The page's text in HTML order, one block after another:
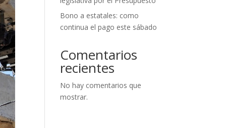
Bono a estatales: como
continua el pago este sábado
Comentarios
recientes
No hay comentarios que
mostrar.